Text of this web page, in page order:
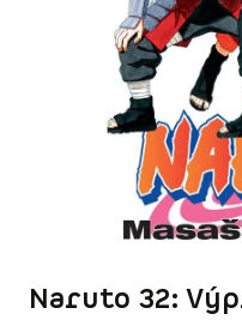
Naruto 32: